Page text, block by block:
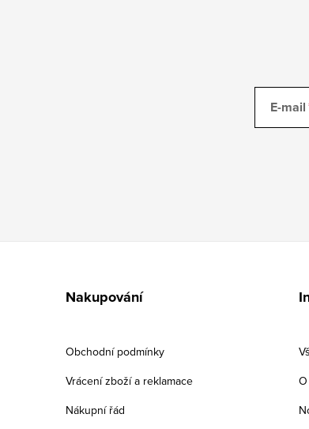
E-mail
Nakupování
Obchodní podmínky
Vrácení zboží a reklamace
Nákupní řád